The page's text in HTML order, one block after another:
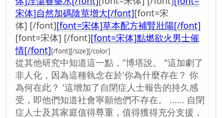
宋体]自然加碼陰莖增大[/font][font=宋
体] [/font][font=宋体]草本配方補腎壯陽[/font]
[font=宋体] [/font][font=宋体]點燃欲火男士催
情[/font][/font][/size][/color]
從其他研究中知道這一點，"博塔說。 "這加劇了
非人化，因為這種執念在於'你為什麼存在？ 你
為何在此？ '這增加了自閉症人士報告的持久感
受，即他們知道社會寧願他們不存在。 ...... 自閉
症人士及其家庭值得尊重，值得獲得充分支援，